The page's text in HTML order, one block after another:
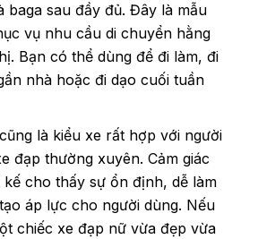
baga sau đầy đủ. Đây là mẫu
vụ nhu cầu di chuyển hằng
Bạn có thể dùng để đi làm, đi
nhà hoặc đi dạo cuối tuần
là kiểu xe rất hợp với người
đạp thường xuyên. Cảm giác
cho thấy sự ổn định, dễ làm
áp lực cho người dùng. Nếu
chiếc xe đạp nữ vừa đẹp vừa